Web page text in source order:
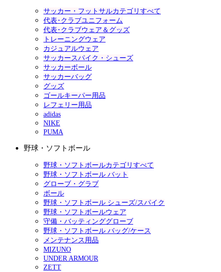
サッカー・フットサルカテゴリすべて
代表･クラブユニフォーム
代表･クラブウェア＆グッズ
トレーニングウェア
カジュアルウェア
サッカースパイク・シューズ
サッカーボール
サッカーバッグ
グッズ
ゴールキーパー用品
レフェリー用品
adidas
NIKE
PUMA
野球・ソフトボール
野球・ソフトボールカテゴリすべて
野球・ソフトボール バット
グローブ・グラブ
ボール
野球・ソフトボール シューズ/スパイク
野球・ソフトボールウェア
守備・バッティンググローブ
野球・ソフトボール バッグ/ケース
メンテナンス用品
MIZUNO
UNDER ARMOUR
ZETT